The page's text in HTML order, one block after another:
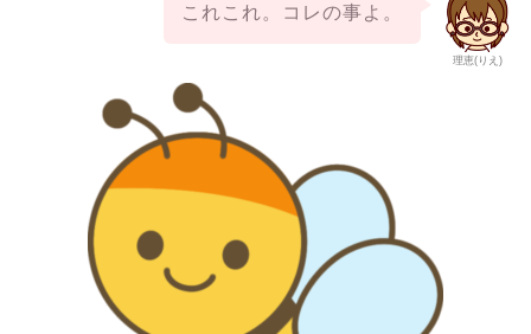
理恵(りえ)
これこれ。コレの事よ。